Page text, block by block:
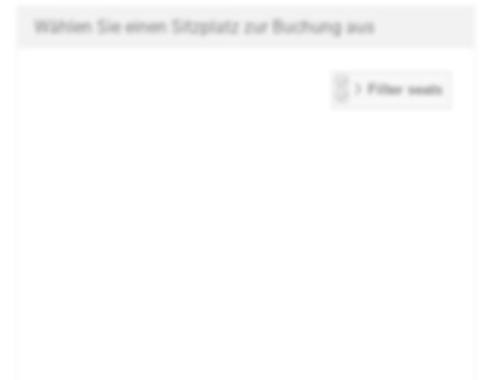
Wählen Sie einen Sitzplatz zur Buchung aus